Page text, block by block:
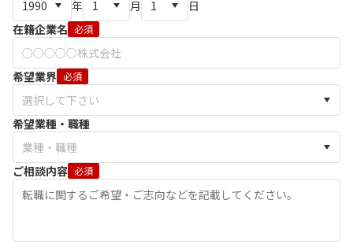
年 月
日
在籍企業名 必須
希望業界 必須
希望業種・職種
ご相談内容 必須